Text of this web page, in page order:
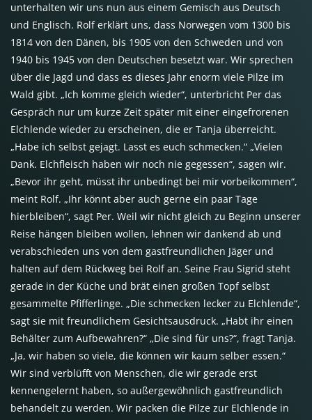
unterhalten wir uns nun aus einem Gemisch aus Deutsch
und Englisch. Rolf erklärt uns, dass Norwegen vom 1300 bis
1814 von den Dänen, bis 1905 von den Schweden und von
1940 bis 1945 von den Deutschen besetzt war. Wir sprechen
über die Jagd und dass es dieses Jahr enorm viele Pilze im
Wald gibt. „Ich komme gleich wieder“, unterbricht Per das
Gespräch nur um kurze Zeit später mit einer eingefrorenen
Elchlende wieder zu erscheinen, die er Tanja überreicht.
„Habe ich selbst gejagt. Lasst es euch schmecken.“ „Vielen
Dank. Elchfleisch haben wir noch nie gegessen“, sagen wir.
„Bevor ihr geht, müsst ihr unbedingt bei mir vorbeikommen“,
meint Rolf. „Ihr könnt aber auch gerne ein paar Tage
hierbleiben“, sagt Per. Weil wir nicht gleich zu Beginn unserer
Reise hängen bleiben wollen, lehnen wir dankend ab und
verabschieden uns von dem gastfreundlichen Jäger und
halten auf dem Rückweg bei Rolf an. Seine Frau Sigrid steht
gerade in der Küche und brät einen großen Topf selbst
gesammelte Pfifferlinge. „Die schmecken lecker zu Elchlende“,
sagt sie mit freundlichem Gesichtsausdruck. „Habt ihr einen
Behälter zum Aufbewahren?“ „Die sind für uns?“, fragt Tanja.
„Ja, wir haben so viele, die können wir kaum selber essen.“
Wir sind verblüfft von Menschen, die wir gerade erst
kennengelernt haben, so außergewöhnlich gastfreundlich
behandelt zu werden. Wir packen die Pilze zur Elchlende in